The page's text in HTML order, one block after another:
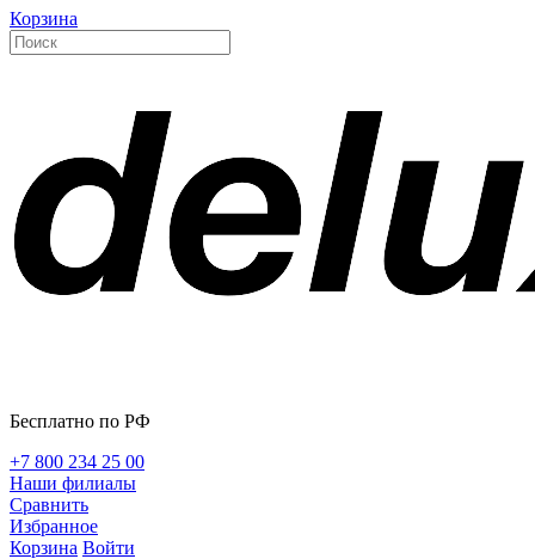
Корзина
Бесплатно по РФ
+7 800 234 25 00
Наши филиалы
Сравнить
Избранное
Корзина Войти